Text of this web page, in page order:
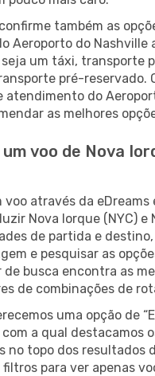
também as
Aeroporto do Nashville
um táxi, transporte
pré-reservado.
atendimento do
as melhores
voo de Nova
voo através da eDreams
Nova Iorque (NYC) e
de partida e
e pesquisar as
de busca encontra as
de combinações de
uma opção de
a qual destacamos
no topo dos resultados
para ver apenas